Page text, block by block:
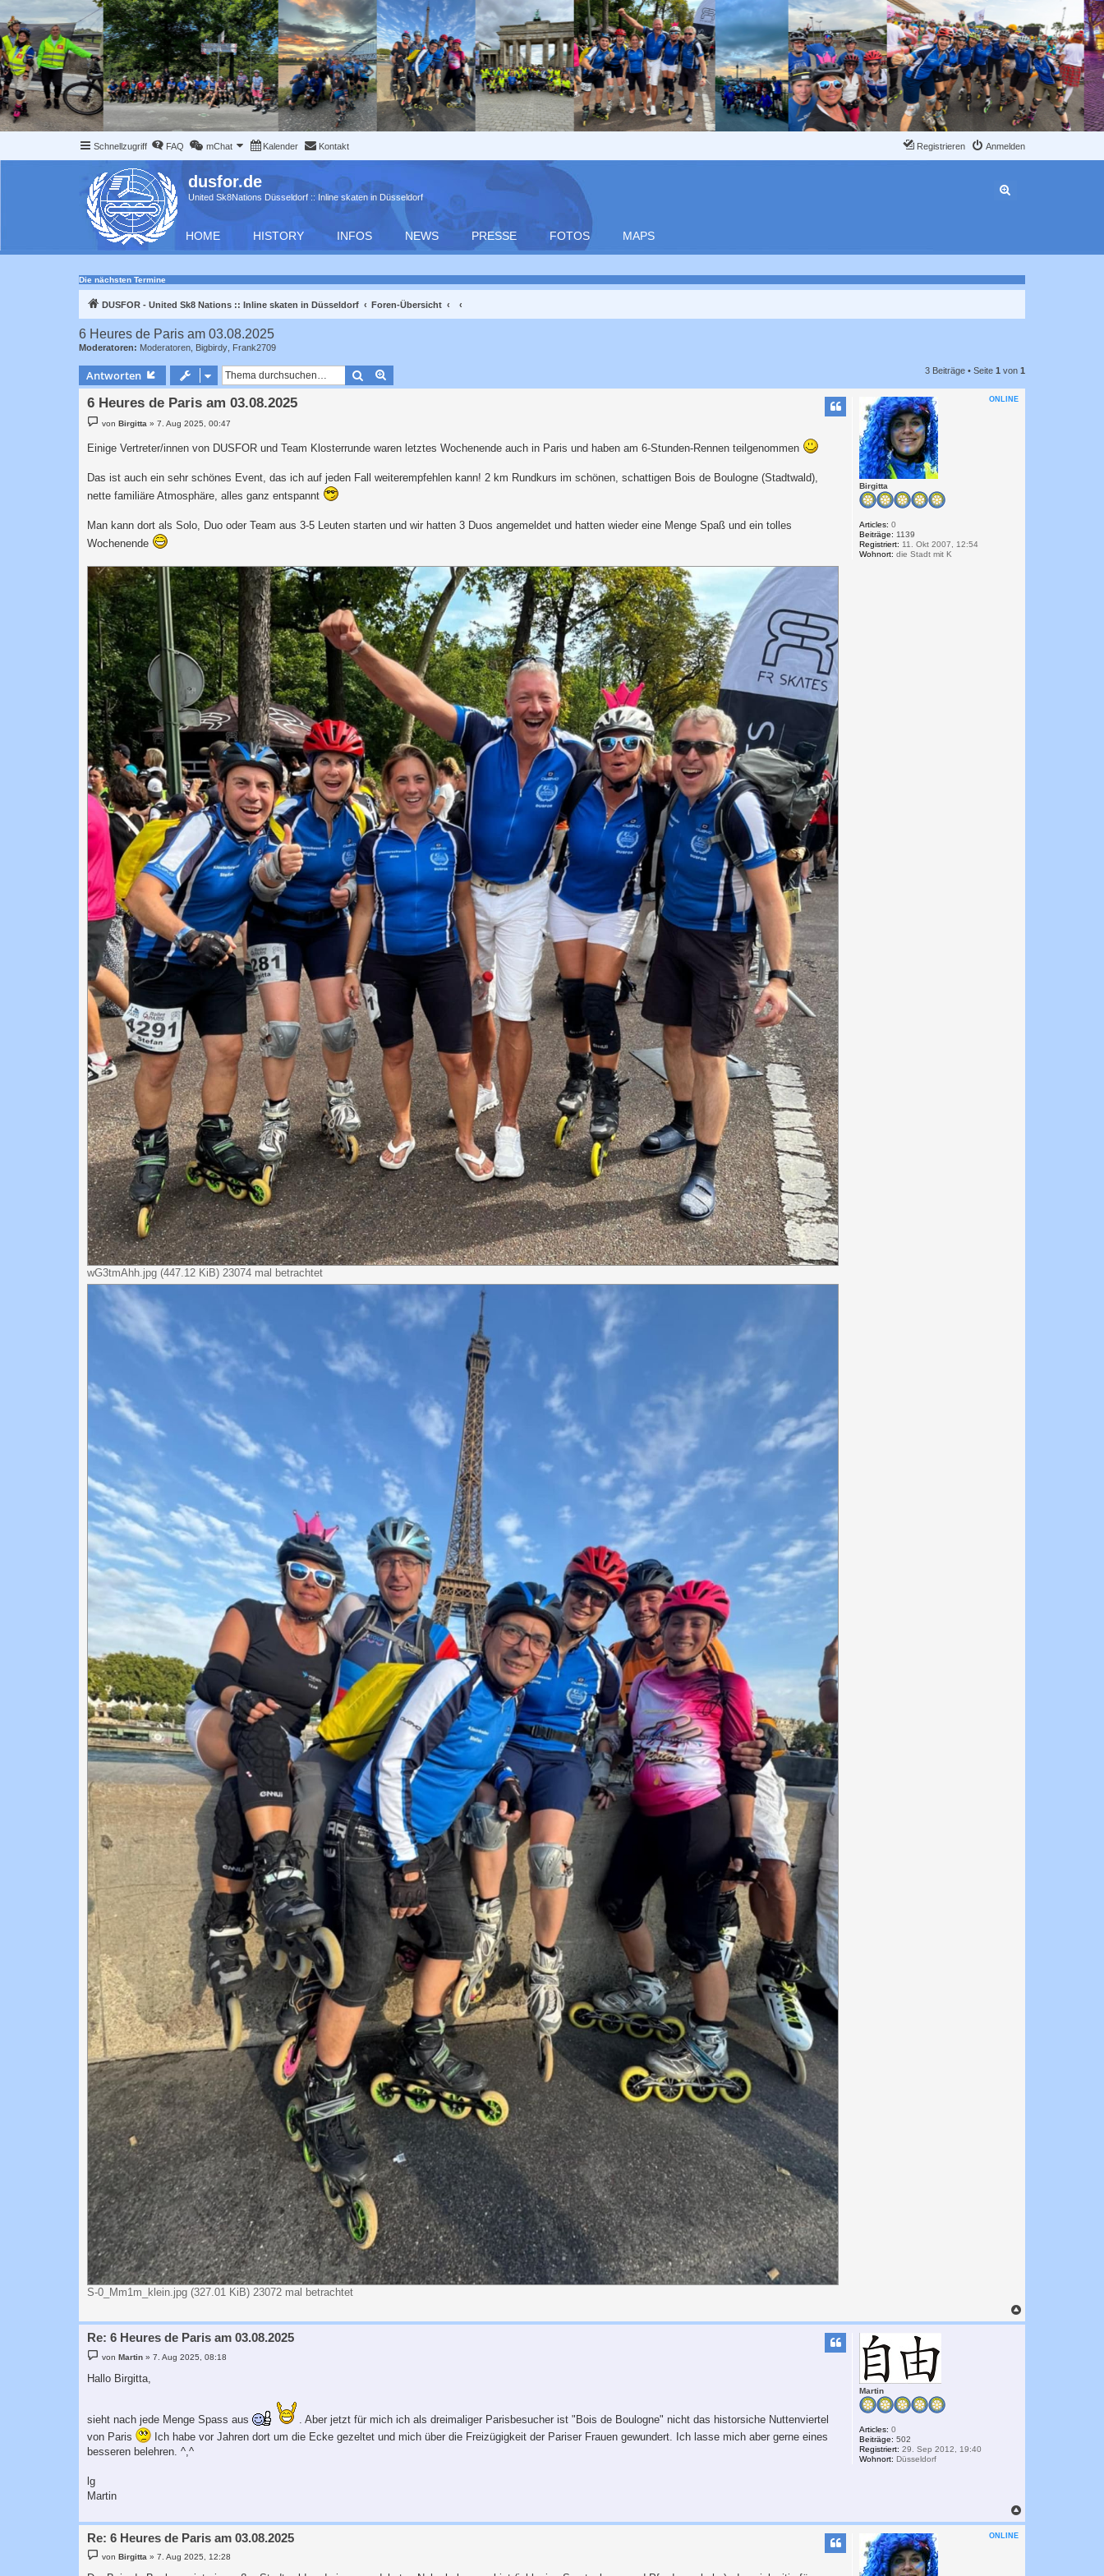
Schnellzugriff FAQ mChat Kalender Kontakt Anmelden
Registrieren
dusfor.de
United Sk8Nations Düsseldorf :: Inline skaten in Düsseldorf
HOME HISTORY INFOS NEWS PRESSE FOTOS MAPS
Die nächsten Termine
DUSFOR - United Sk8 Nations :: Inline skaten in Düsseldorf Foren-Übersicht
6 Heures de Paris am 03.08.2025
Moderatoren: Moderatoren Bigbirdy Frank2709
Antworten Suche 3 Beiträge • Seite 1 von 1
ONLINE
Birgitta
Articles: 0
Beiträge: 1139
Registriert: 11. Okt 2007, 12:54
Wohnort: die Stadt mit K
6 Heures de Paris am 03.08.2025
e
t
g
vonBirgitta »7. Aug 2025, 00:47
Einige Vertreter/innen von DUSFOR und Team Klosterrunde waren letztes Wochenende auch in Paris und haben am 6-Stunden-Rennen teilgenommen
Das ist auch ein sehr schönes Event, das ich auf jeden Fall weiterempfehlen kann! 2 km Rundkurs im schönen, schattigen Bois de Boulogne (Stadtwald),
nette familiäre Atmosphäre, alles ganz entspannt
Man kann dort als Solo, Duo oder Team aus 3-5 Leuten starten und wir hatten 3 Duos angemeldet und hatten wieder eine Menge Spaß und ein tolles
Wochenende
wG3tmAhh.jpg (447.12 KiB) 23074 mal betrachtet
S-0_Mm1m_klein.jpg (327.01 KiB) 23072 mal betrachtet
a
Martin
Articles: 0
Beiträge: 502
Registriert: 29. Sep 2012, 19:40
Wohnort: Düsseldorf
Re: 6 Heures de Paris am 03.08.2025
e
i
t
vonMartin »7. Aug 2025, 08:18
Hallo Birgitta,
sieht nach jede Menge Spass aus
. Aber jetzt für mich ich als dreimaliger Parisbesucher ist "Bois de Boulogne" nicht das historsiche Nuttenviertel
von Paris
Ich habe vor Jahren dort um die Ecke gezeltet und mich über die Freizügigkeit der Pariser Frauen gewundert. Ich lasse mich aber gerne eines
besseren belehren. ^,^
lg
Martin
a
ONLINE
Re: 6 Heures de Paris am 03.08.2025
e
vonBirgitta »7. Aug 2025, 12:28